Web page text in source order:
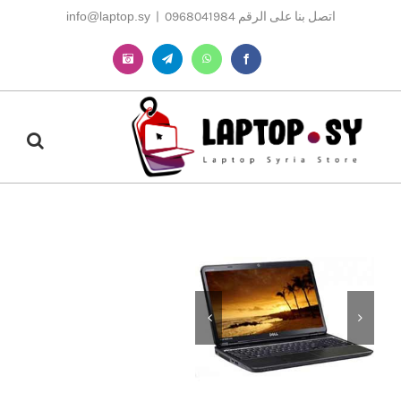
اتصل بنا على الرقم 0968041984 |
info@laptop.sy
Facebook
WhatsApp
Telegram
Instagram